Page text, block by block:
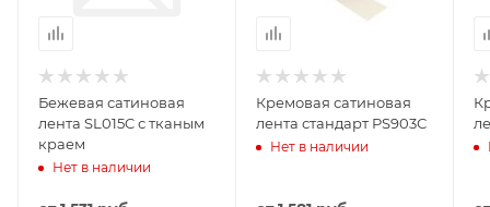
Бежевая сатиновая
лента SL015C с тканым
краем
Нет в наличии
Кремовая сатиновая
лента стандарт PS903С
Нет в наличии